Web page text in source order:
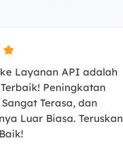
Layanan API adalah
Peningkatan
Terasa, dan
Luar Biasa. Teruskan